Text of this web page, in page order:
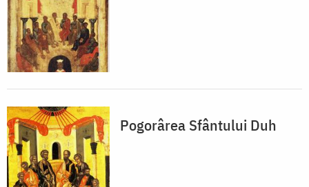
Pogorârea Sfântului Duh